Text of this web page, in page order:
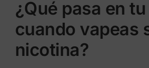
¿Qué pasa en
cuando vapeas
nicotina?